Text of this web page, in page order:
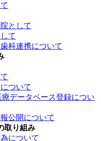
として
て
科連携について
ついて
データベース登録につい
公開について
取り組み
について